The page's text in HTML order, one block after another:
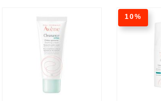
10%